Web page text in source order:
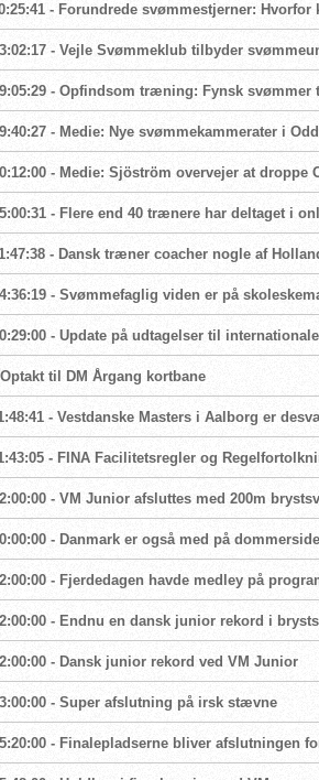
- Forundrede svømmestjerner:
- Vejle Svømmeklub tilbyder
- Opfindsom træning: Fynsk
- Medie: Nye svømmekammerater i
- Medie: Sjöström overvejer at droppe
- Flere end 40 trænere har deltaget i
- Dansk træner coacher nogle af
- Svømmefaglig viden er på
- Update på udtagelser til
Optakt til DM Årgang kortbane
- Vestdanske Masters i Aalborg er
- FINA Facilitetsregler og
- VM Junior afsluttes med 200m
- Danmark er også med på
- Fjerdedagen havde medley på
- Endnu en dansk junior rekord i
- Dansk junior rekord ved VM Junior
- Super afslutning på irsk stævne
- Finalepladserne bliver afslutningen